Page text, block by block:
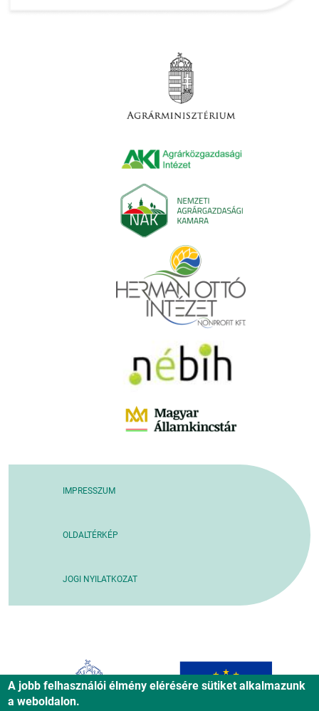
IMPRESSZUM
OLDALTÉRKÉP
JOGI NYILATKOZAT
A jobb felhasználói élmény elérésére sütiket alkalmazunk
a weboldalon.